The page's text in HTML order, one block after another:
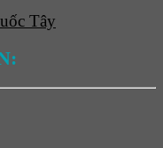
Tây